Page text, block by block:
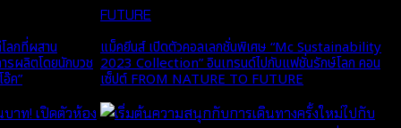
ลกที่ผสาน
รผลิตโดยนักบวช
ค”
แม็คยีนส์ เปิดตัวคอลเลกชั่นพิเศษ “Mc Sustainability
2023 Collection” อินเทรนด์ไปกับแฟชั่นรักษ์โลก คอน
เซ็ปต์ FROM NATURE TO FUTURE